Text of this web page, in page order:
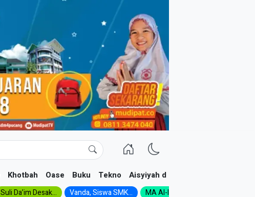
Khotbah Oase Buku Tekno Aisyiyah dan NA
Suli Da’im Desak... Vanda, Siswa SMK... MA Al-Ishlah Gelar...